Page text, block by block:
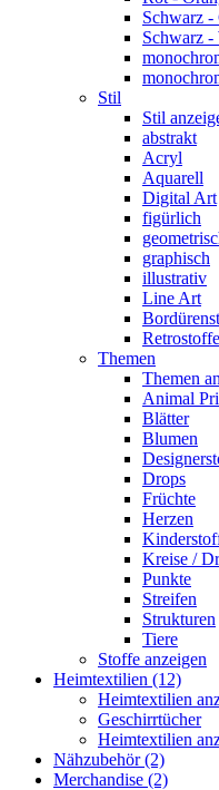
Schwarz -
Schwarz -
Stil
Stil
abstrakt
Acryl
Aquarell
Digital Art
figürlich
graphisch
illustrativ
Line Art
Retrostoffe
Themen
Themen
Animal
Blätter
Blumen
Drops
Früchte
Herzen
Kreise /
Punkte
Streifen
Strukturen
Tiere
Stoffe anzeigen
Heimtextilien (12)
Heimtextilien
Geschirrtücher
Heimtextilien
Nähzubehör (2)
Merchandise (2)